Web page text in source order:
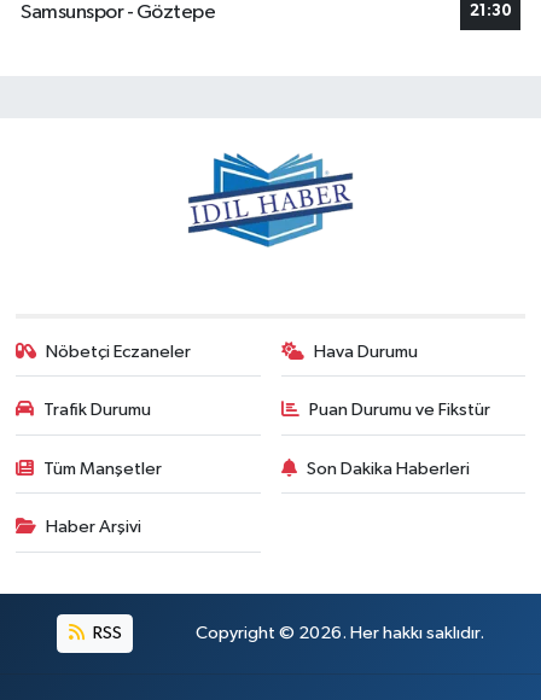
Samsunspor - Göztepe
21:30
Nöbetçi Eczaneler Hava Durumu
Trafik Durumu Puan Durumu ve Fikstür
Tüm Manşetler Son Dakika Haberleri
Haber Arşivi
RSS Copyright © 2026. Her hakkı saklıdır.